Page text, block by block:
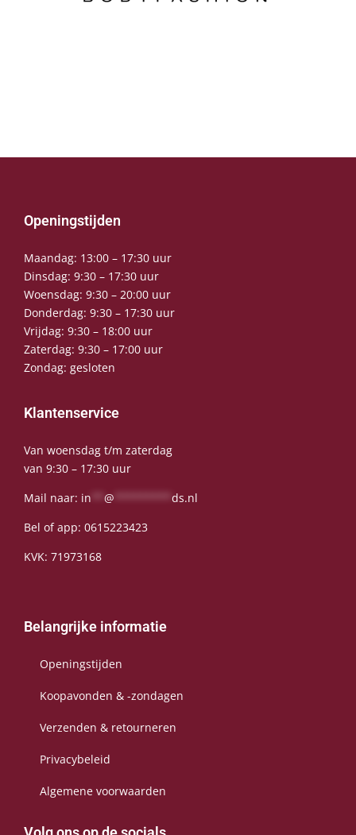
Openingstijden
Maandag: 13:00 – 17:30 uur
Dinsdag: 9:30 – 17:30 uur
Woensdag: 9:30 – 20:00 uur
Donderdag: 9:30 – 17:30 uur
Vrijdag: 9:30 – 18:00 uur
Zaterdag: 9:30 – 17:00 uur
Zondag: gesloten
Klantenservice
Van woensdag t/m zaterdag
van 9:30 – 17:30 uur
Mail naar: in @
ds.nl
Bel of app: 0615223423
KVK: 71973168
Belangrijke informatie
Openingstijden
Koopavonden & -zondagen
Verzenden & retourneren
Privacybeleid
Algemene voorwaarden